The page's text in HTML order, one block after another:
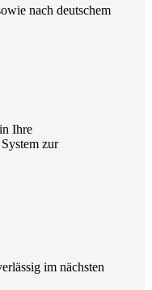
nach deutschem
Ihre
zur
im nächsten